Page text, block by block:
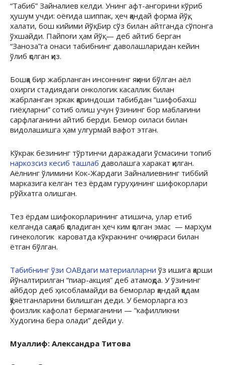
“Табиб” Зайналиев келди. Унинг афт-ангорини кўриб
ҳушум учди: оёғида шиппак, ҳеч қандай форма йўқ,
халати, бош кийими йўқ. Бир сўз билан айтганда сўпонга
ўхшайди. Пайпоғи ҳам йўқ. — деб айтиб берган
“Заноза”га онаси табибнинг даволашларидан кейин
ўлиб қолган қиз.
Бошқа бир жабрланган инсоннинг яқини бўлган аёл
охирги стадиядаги онкологик касаллик билан
жабрланган эркак қариндоши табибдан “шифобахш
гиёҳларни” сотиб олиш учун ўзининг бор маблағини
сарфлаганини айтиб берди. Бемор оиласи билан
видолашишга ҳам улгурмай вафот этган.
Кўкрак безининг тўртинчи даражадаги ўсмасини топиб
наркозсиз кесиб ташлаб даволашга харакат қилган.
Аёлнинг ўлимини Кок-Жардаги Зайналиевнинг тиббий
марказига келган тез ёрдам гуруҳининг шифокорлари
рўйхатга олишган.
Тез ёрдам шифокорларининг атишича, улар етиб
келганда сақлаб қоладиган ҳеч ким қолган эмас — марҳум
гинекологик кароватда кўкракнинг очиқ яраси билан
ётган бўлган.
Табибнинг ўзи ОАВдаги материалларни ўз ишига қарши
йўналтирилган “пиар-акция” деб атамоқда. У ўзининг
айбдор деб ҳисобламайди ва беморлар қандай қадам
қўяётганларини билишган деди. У беморларга юз
фоизлик кафолат бермаганини — “кафилликни
Худогина бера олади” дейди у.
Муаллиф: Александра Титова